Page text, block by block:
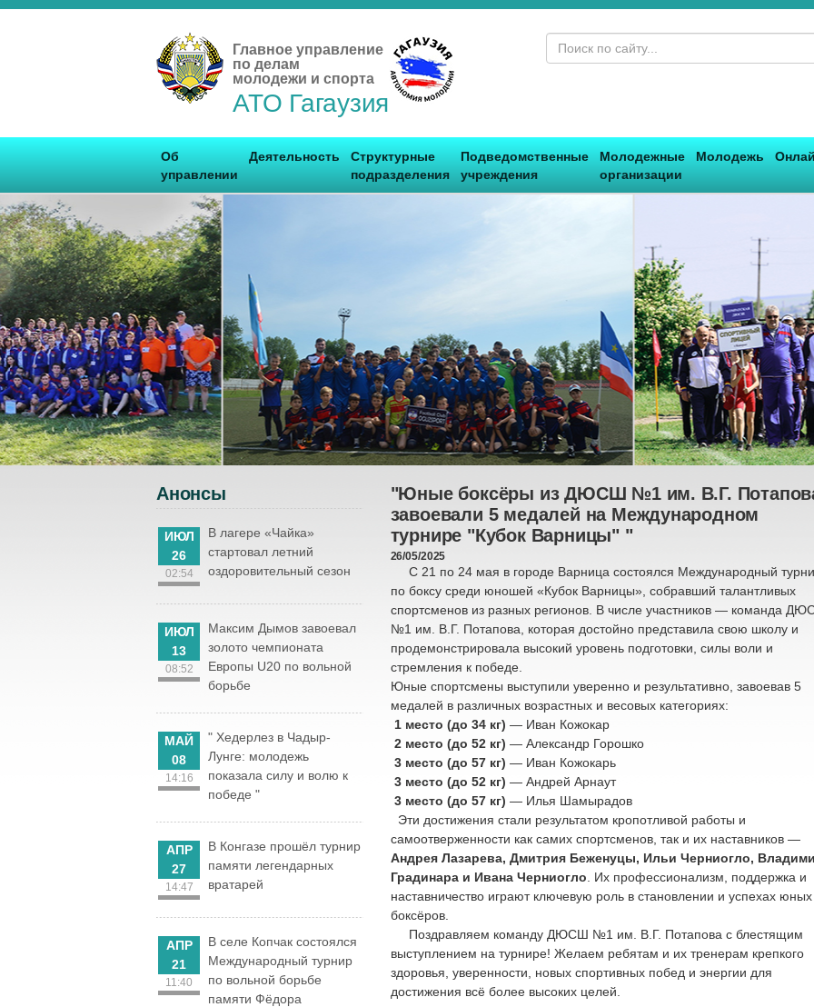
Главное управление
по делам
молодежи и спорта
АТО Гагаузия
Об
управлении
Деятельность
Структурные
подразделения
Подведомственные
учреждения
Молодежные
организации
Молодежь
Анонсы
ИЮЛ
26
02:54
В лагере «Чайка»
стартовал летний
оздоровительный сезон
ИЮЛ
13
08:52
Максим Дымов завоевал
золото чемпионата
Европы U20 по вольной
борьбе
МАЙ
08
14:16
" Хедерлез в Чадыр-
Лунге: молодежь
показала силу и волю к
победе "
АПР
27
14:47
В Конгазе прошёл турнир
памяти легендарных
вратарей
АПР
21
11:40
В селе Копчак состоялся
Международный турнир
по вольной борьбе
памяти Фёдора
"‎Юные боксёры из ДЮСШ №1 им. В.Г.
завоевали 5 медалей на Международном
турнире "Кубок Варницы" "‎
26/05/2025
С 21 по 24 мая в городе Варница состоялся Международный
по боксу среди юношей «Кубок Варницы», собравший талантливых
спортсменов из разных регионов. В числе участников — команда
№1 им. В.Г. Потапова, которая достойно представила свою школу и
продемонстрировала высокий уровень подготовки, силы воли и
стремления к победе.
Юные спортсмены выступили уверенно и результативно, завоевав 5
медалей в различных возрастных и весовых категориях:
1 место (до 34 кг) — Иван Кожокар
2 место (до 52 кг) — Александр Горошко
3 место (до 57 кг) — Иван Кожокарь
3 место (до 52 кг) — Андрей Арнаут
3 место (до 57 кг) — Илья Шамырадов
Эти достижения стали результатом кропотливой работы и
самоотверженности как самих спортсменов, так и их наставников —
Андрея Лазарева, Дмитрия Беженуцы, Ильи Черниогло,
Градинара и Ивана Черниогло . Их профессионализм, поддержка и
наставничество играют ключевую роль в становлении и успехах юных
боксёров.
Поздравляем команду ДЮСШ №1 им. В.Г. Потапова с блестящим
выступлением на турнире! Желаем ребятам и их тренерам крепкого
здоровья, уверенности, новых спортивных побед и энергии для
достижения всё более высоких целей.